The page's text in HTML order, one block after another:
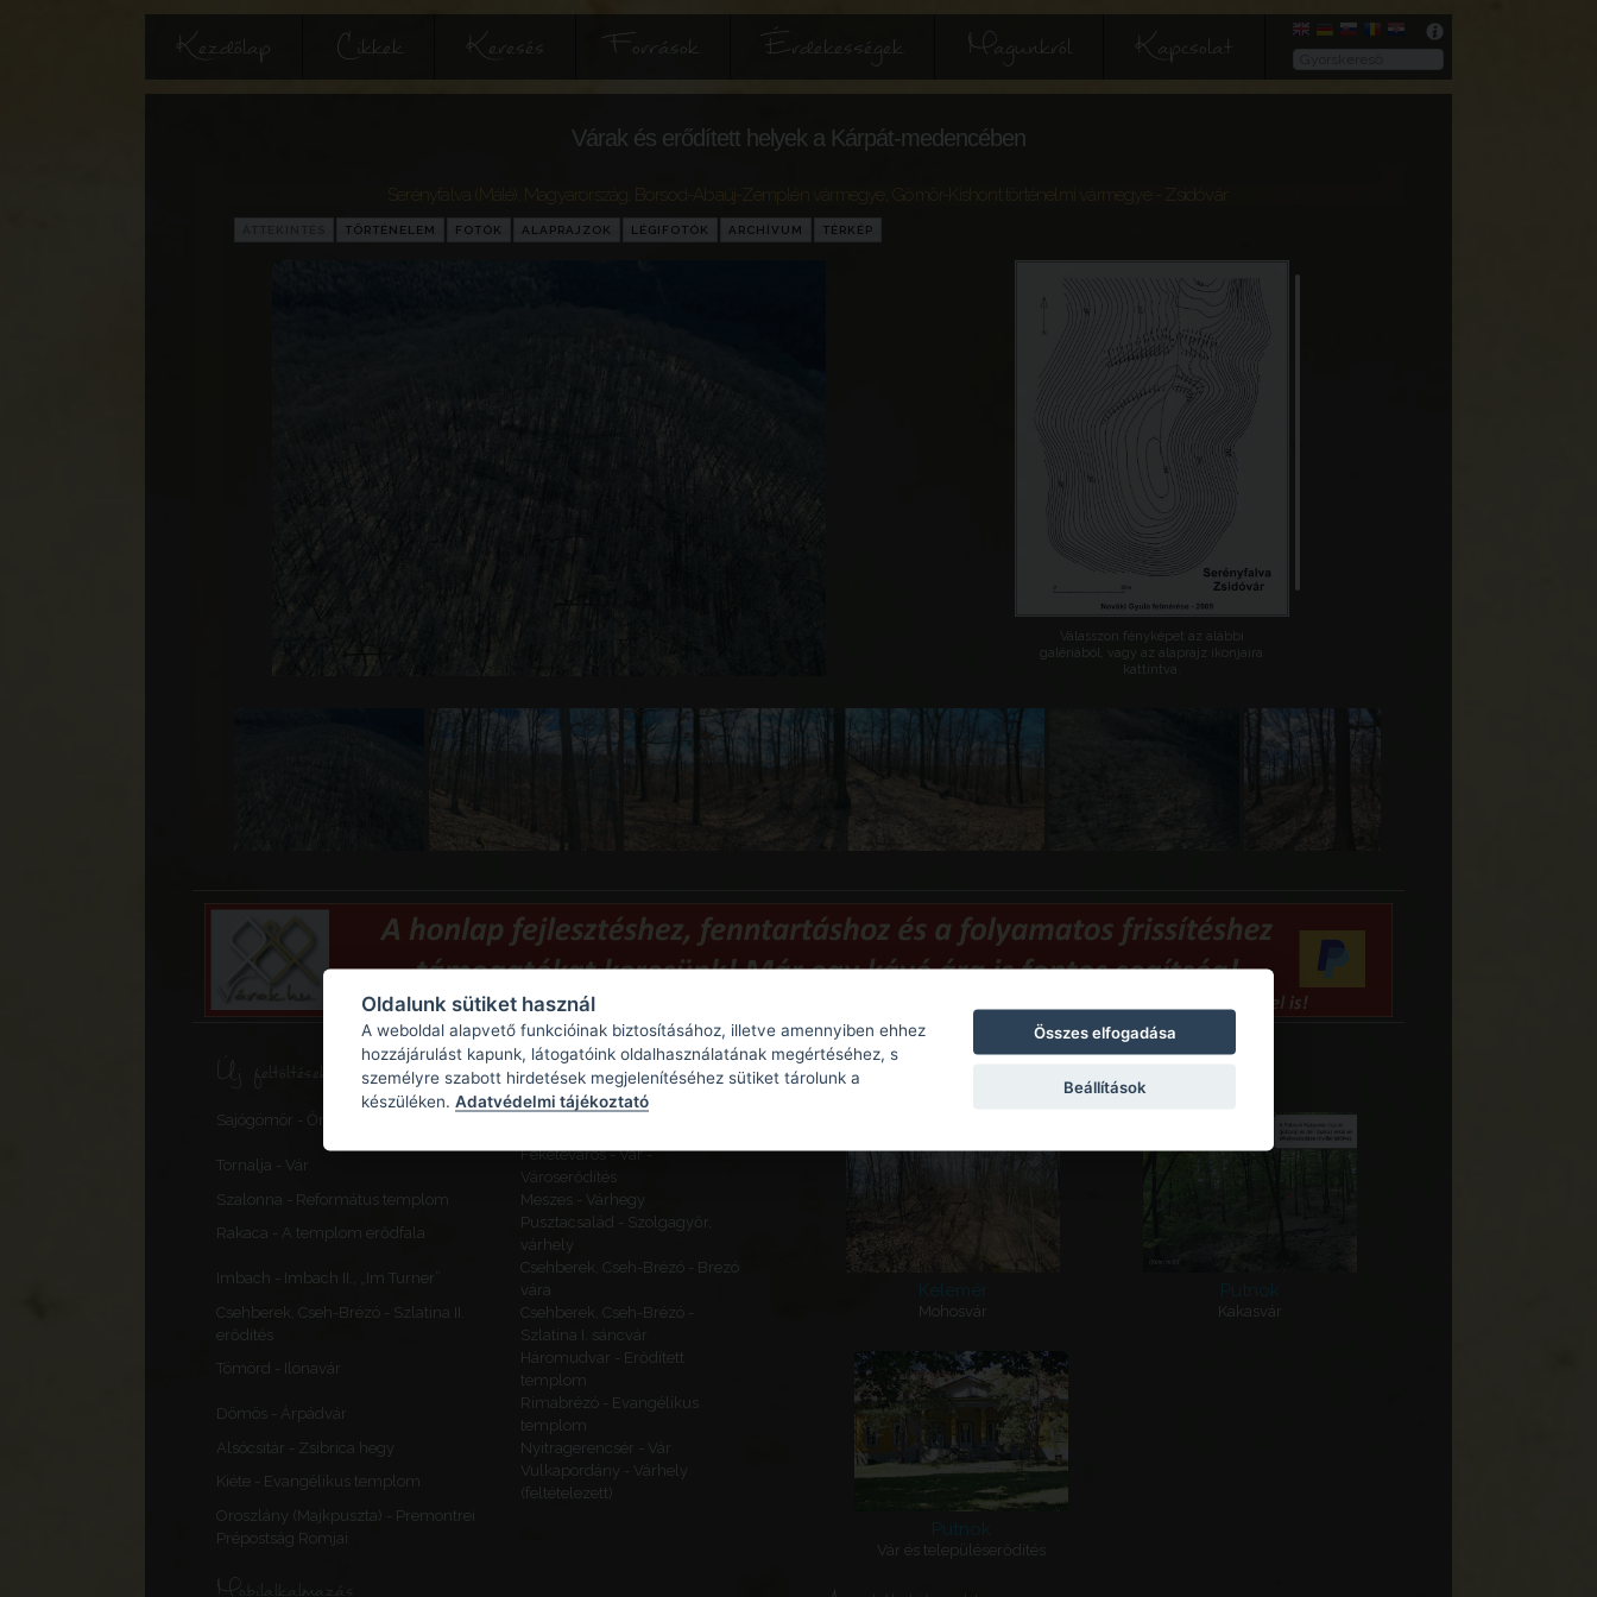
Kezdőlap Cikkek Keresés Források Érdekességek Magunkról Kapcsolat
Várak és erődített helyek a Kárpát-medencében
Serényfalva (Málé) Magyarország Borsod-Abaúj-Zemplén vármegye Gömör-Kishont történelmi vármegye - Zsidóvár
TÖRTÉNELEM FOTÓK ALAPRAJZOK LÉGIFOTÓK ARCHÍVUM TÉRKÉP
Válasszon fényképet az alábbi
galériából, vagy az alaprajz ikonjaira
kattintva.
Új feltöltések, frissítések
Sajógömör - Őrtorony, elővédmű
Sajógömör - Várhegy - Gömör
Tornalja - Vár
Feketeváros - Vár -
Városerődítés
Szalonna - Református templom
Meszes - Várhegy
Rakaca - A templom erődfala
Pusztacsalád - Szolgagyőr,
várhely
Imbach - Imbach II., „Im Turner”
Csehberek, Cseh-Brézó - Brezó
vára
Csehberek, Cseh-Brézó - Szlatina II.
erődítés
Csehberek, Cseh-Brézó -
Szlatina I. sáncvár
Tömörd - Ilonavár
Háromudvar - Erődített
templom
Dömös - Árpádvár
Rimabrézó - Evangélikus
templom
Alsócsitár - Zsibrica hegy
Nyitragerencsér - Vár
Kiéte - Evangélikus templom
Vulkapordány - Várhely
(feltételezett)
Oroszlány (Majkpuszta) - Premontrei
Prépostság Romjai
Mobilalkalmazás
Kapcsolódó látnivalók
Kelemér
Mohosvár
Putnok
Kakasvár
Putnok
Vár és településerődítés
Oldalunk sütiket használ
A weboldal alapvető funkcióinak biztosításához, illetve amennyiben ehhez
hozzájárulást kapunk, látogatóink oldalhasználatának megértéséhez, s
személyre szabott hirdetések megjelenítéséhez sütiket tárolunk a
készüléken. Adatvédelmi tájékoztató
Összes elfogadása
Beállítások